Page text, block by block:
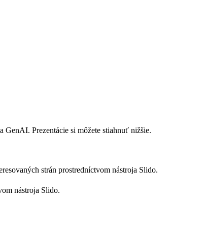
GenAI. Prezentácie si môžete stiahnuť nižšie.
strán prostredníctvom nástroja Slido.
nástroja Slido.